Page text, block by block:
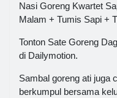
Nasi Goreng Kwartet
Malam + Tumis Sapi +
Tonton Sate Goreng
di Dailymotion.
Sambal goreng ati juga
berkumpul bersama